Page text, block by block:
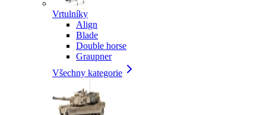
Vrtulníky
Align
Blade
Double horse
Graupner
Všechny kategorie